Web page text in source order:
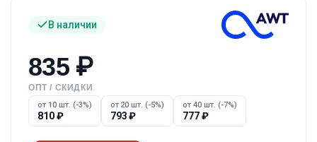
В наличии
835 ₽
ОПТ / СКИДКИ
от 10 шт. (-3%)
810₽
от 20 шт. (-5%)
793₽
от 40 шт. (-7%)
777₽